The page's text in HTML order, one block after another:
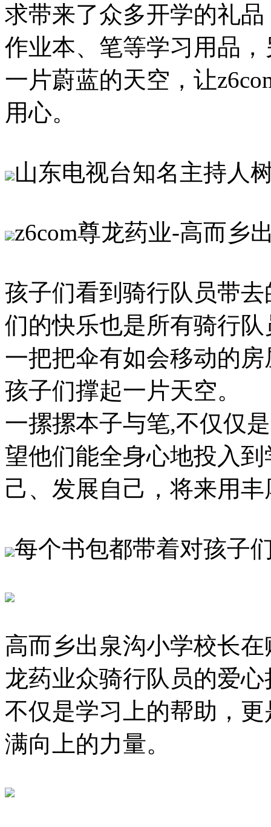
求带来了众多开学的礼
作业本、笔等学习用品
一片蔚蓝的天空，让
用心。
山东电视台知名主持人
z6com尊龙药业-高而乡
孩子们看到骑行队员带
们的快乐也是所有骑行
一把把伞有如会移动的
孩子们撑起一片天空。
一摞摞本子与笔,不仅仅
望他们能全身心地投入
己、发展自己，将来用
每个书包都带着对孩子
高而乡出泉沟小学校长
龙药业众骑行队员的爱
不仅是学习上的帮助，
满向上的力量。